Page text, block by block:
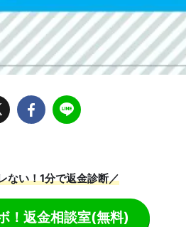
ない！1分で返金診断／
！返金相談室(無料)